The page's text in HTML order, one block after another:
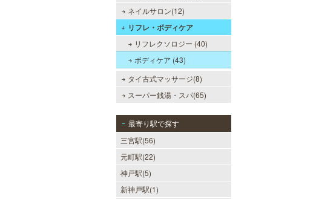
ネイルサロン(12)
リフレ・ボディケア
リフレクソロジー (40)
ボディケア (43)
タイ古式マッサージ(8)
スーパー銭湯・スパ(65)
最寄り駅で探す
三宮駅(56)
元町駅(22)
神戸駅(5)
新神戸駅(1)